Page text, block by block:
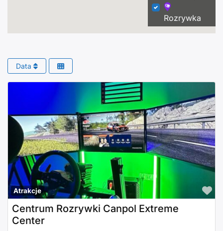
Rozrywka
Data
Atrakcje
Centrum Rozrywki Canpol Extreme
Center